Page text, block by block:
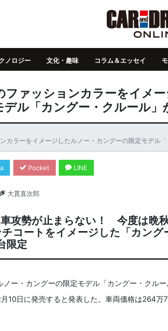
ノロジー 文化・趣味 コラム＆エッセイ
ファッションカラーをイメー
ル「カングー・クルール」
ーをイメージしたルノー・カングーの限定モデル「カングー
Pocket LINE
大貫直次郎
攻勢が止まらない！ 今度は晩
コートをイメージした「カング
限定
ー・カングーの限定モデル「カングー・クルー
10日に発売すると発表した。車両価格は264万